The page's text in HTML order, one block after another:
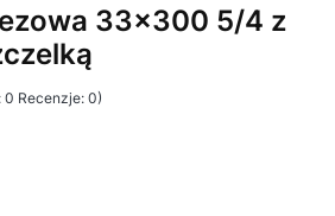
33x300 5/4 z
0 Recenzje: 0)